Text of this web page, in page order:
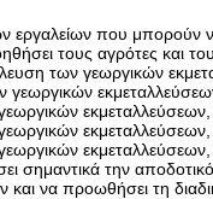
που μπορούν
τους αγρότες και
των γεωργικών
σημαντικά την
να προωθήσει τη